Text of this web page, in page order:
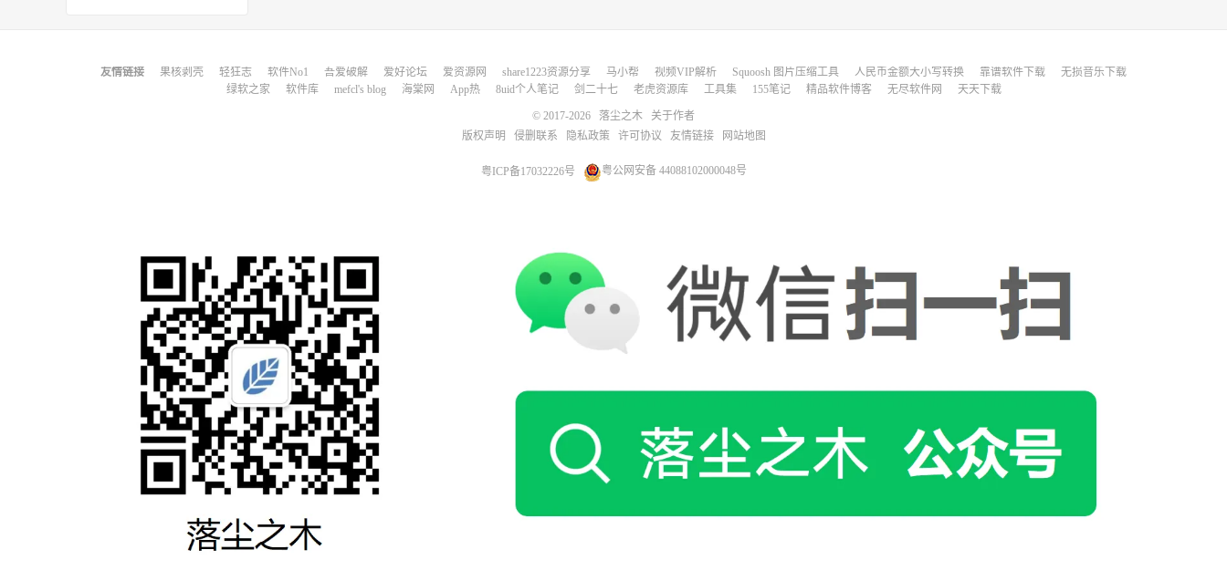
友情链接 果核剥壳 轻狂志 软件No1 吾爱破解 爱好论坛 爱资源网 share1223资源分享 马小帮 视频VIP解析 Squoosh 图片压缩工具 人民币金额大小写转换 靠谱软件下载
无损音乐下载
绿软之家
软件库 mefcl's blog 海棠网 App热 8uid个人笔记 剑二十七 老虎资源库 工具集 155笔记 精品软件博客 无尽软件网 天天下载
© 2017-2026 落尘之木
关于作者
版权声明
侵删联系 隐私政策 许可协议 友情链接 网站地图
粤ICP备17032226号 粤公网安备 44088102000048号